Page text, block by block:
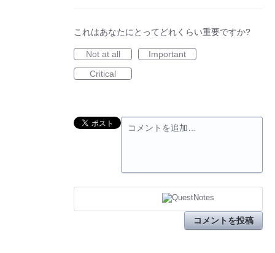
これはあなたにとってどれくらい重要ですか?
Not at all
Important
Critical
コメントを追加…
コメントを投稿